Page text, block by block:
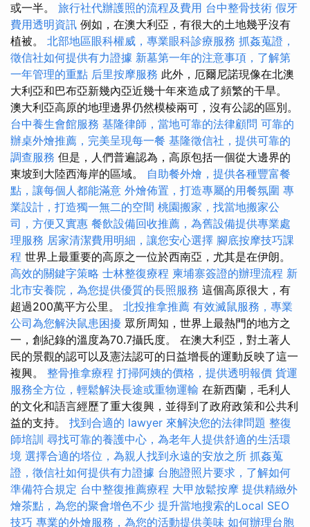
或一半。 旅行社代辦護照的流程及費用 台中整骨技術 假牙
費用透明資訊 例如，在澳大利亞，有很大的土地幾乎沒有
植被。 北部地區眼科權威，專業眼科診療服務 抓姦蒐證，
徵信社如何提供有力證據 新墓第一年的注意事項，了解第
一年管理的重點 后里按摩服務 此外，厄爾尼諾現像在北澳
大利亞和巴布亞新幾內亞近幾十年來造成了頻繁的干旱。
澳大利亞高原的地理邊界仍然模棱兩可，沒有公認的區別。
台中養生會館服務 基隆律師，當地可靠的法律顧問 可靠的
辦桌外燴推薦，完美呈現每一餐 基隆徵信社，提供可靠的
調查服務 但是，人們普遍認為，高原包括一個從大邊界的
東坡到大陸西海岸的區域。 自助餐外燴，提供各種豐富餐
點，讓每個人都能滿意 外燴佈置，打造專屬的用餐氛圍 專
業設計，打造獨一無二的空間 桃園搬家，找當地搬家公
司，方便又實惠 餐飲設備回收推薦，為舊設備提供專業處
理服務 居家清潔費用明細，讓您安心選擇 腳底按摩技巧課
程 世界上最重要的高原之一位於西南亞，尤其是在伊朗。
高效的關鍵字策略 士林整復療程 柬埔寨簽證的辦理流程 新
北市安養院，為您提供優質的長照服務 這個高原很大，有
超過200萬平方公里。 北投推拿推薦 有效滅鼠服務，專業
公司為您解決鼠患困擾 眾所周知，世界上最熱門的地方之
一，創紀錄的溫度為70.7攝氏度。 在澳大利亞，對土著人
民的景觀的認可以及憲法認可的日益增長的運動反映了這一
複興。 整骨推拿療程 打掃阿姨的價格，提供透明報價 貨運
服務全方位，輕鬆解決長途或重物運輸 在新西蘭，毛利人
的文化和語言經歷了重大復興，並得到了政府政策和公共利
益的支持。 找到合適的 lawyer 來解決您的法律問題 整復
師培訓 尋找可靠的養護中心，為老年人提供舒適的生活環
境 選擇合適的塔位，為親人找到永遠的安放之所 抓姦蒐
證，徵信社如何提供有力證據 台胞證照片要求，了解如何
準備符合規定 台中整復推薦療程 大甲放鬆按摩 提供精緻外
燴茶點，為您的聚會增色不少 提升當地搜索的Local SEO
技巧 專業的外燴服務，為您的活動提供美味 如何辦理台胞